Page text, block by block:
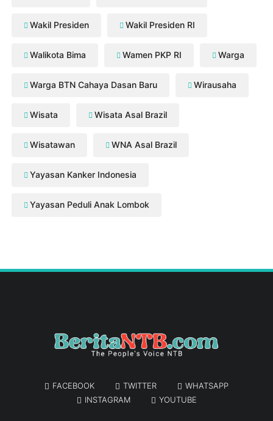
Wakil Presiden Wakil Presiden RI
Walikota Bima Wamen PKP RI Warga
Warga BTN Cahaya Dasan Baru Wirausaha
Wisata Wisata Asal Brazil
Wisatawan WNA Asal Brazil
Yayasan Kanker Indonesia
Yayasan Peduli Anak Lombok
FACEBOOK TWITTER
WHATSAPP
INSTAGRAM
YOUTUBE